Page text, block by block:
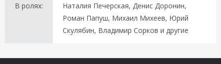
В ролях:
Наталия Печерская, Денис Доронин,
Роман Папуш, Михаил Михеев, Юрий
Скулябин, Владимир Сорков и другие